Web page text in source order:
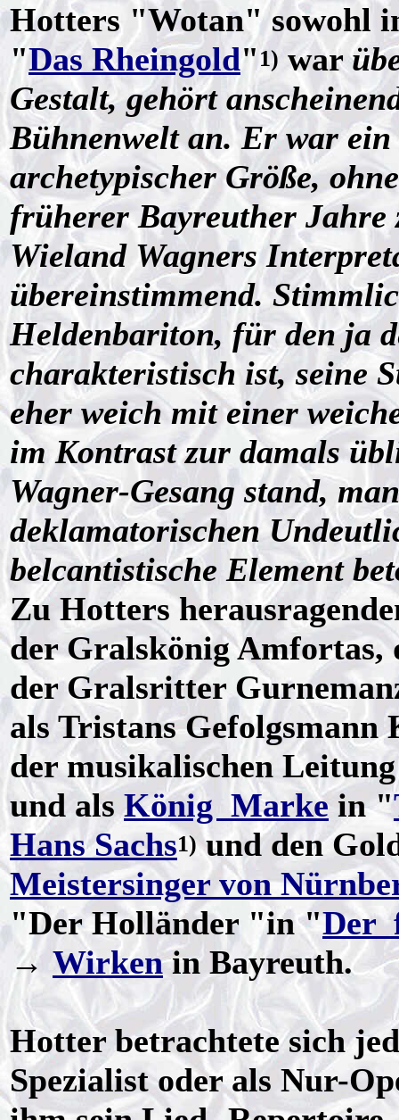
Hotters "Wotan" sowohl
"Das Rheingold"1) war
Gestalt, gehört
Bühnenwelt an. Er war
archetypischer Größe,
früherer Bayreuther
Wieland Wagners
übereinstimmend.
Heldenbariton, für den ja
charakteristisch ist, seine
eher weich mit einer
im Kontrast zur damals
Wagner-Gesang stand,
deklamatorischen
belcantistische Element
Zu Hotters
der Gralskönig Amfortas,
der Gralsritter
als Tristans Gefolgsmann
der musikalischen
und als König Marke in "
Hans Sachs1)und den
Meistersinger von
"Der Holländer "in "Der
→ Wirkenin Bayreuth.
Hotter betrachtete sich
Spezialist oder als Nur-